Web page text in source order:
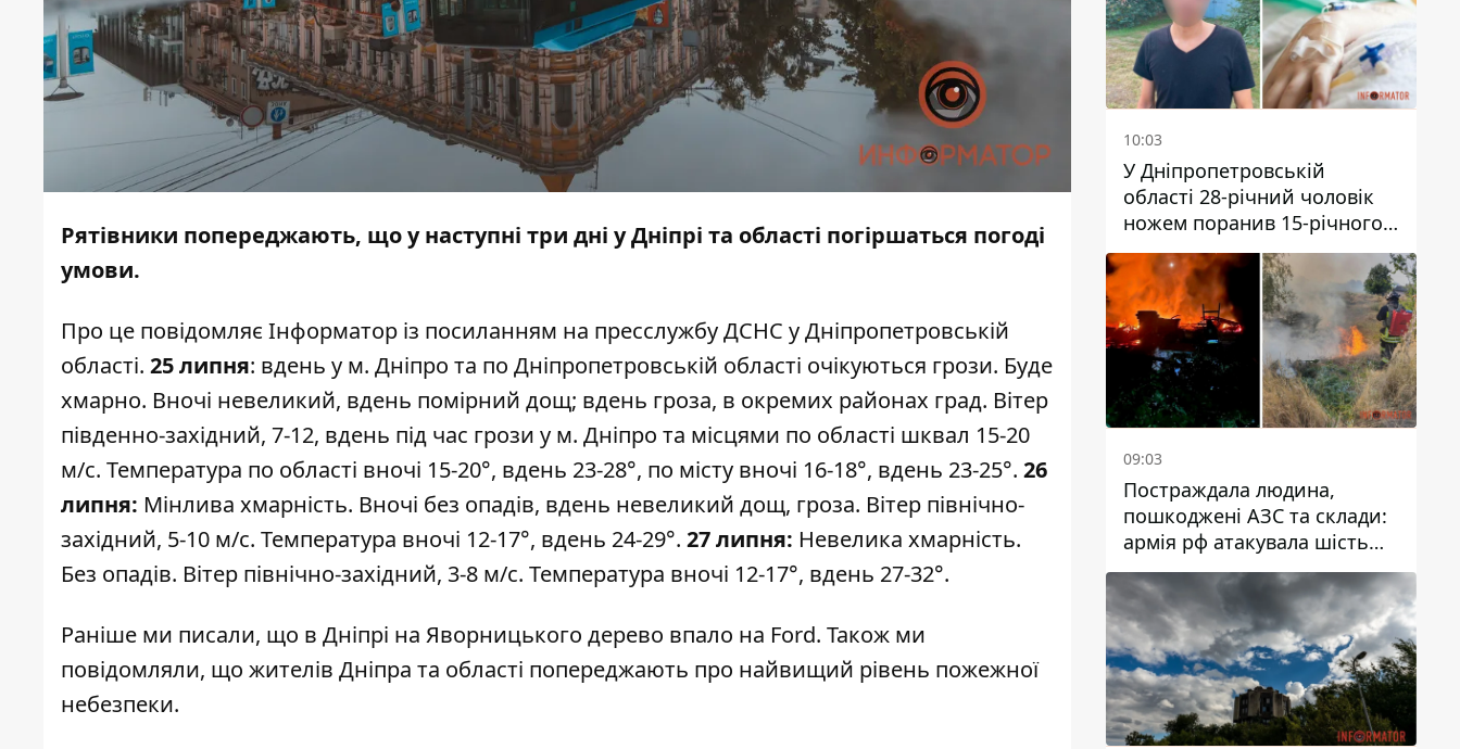
Рятівники попереджають, що у наступні три дні у Дніпрі та області погіршаться погоді
умови.
Про це повідомляє Інформатор із посиланням на пресслужбу ДСНС у Дніпропетровській
області. 25 липня: вдень у м. Дніпро та по Дніпропетровській області очікуються грози. Буде
хмарно. Вночі невеликий, вдень помірний дощ; вдень гроза, в окремих районах град. Вітер
південно-західний, 7-12, вдень під час грози у м. Дніпро та місцями по області шквал 15-20
м/с. Температура по області вночі 15-20°, вдень 23-28°, по місту вночі 16-18°, вдень 23-25°. 26
липня: Мінлива хмарність. Вночі без опадів, вдень невеликий дощ, гроза. Вітер північно-
західний, 5-10 м/с. Температура вночі 12-17°, вдень 24-29°. 27 липня: Невелика хмарність.
Без опадів. Вітер північно-західний, 3-8 м/с. Температура вночі 12-17°, вдень 27-32°.
Раніше ми писали, що в Дніпрі на Яворницького дерево впало на Ford. Також ми
повідомляли, що жителів Дніпра та області попереджають про найвищий рівень пожежної
небезпеки.
10:03
У Дніпропетровській
області 28-річний чоловік
ножем поранив 15-річного
хлопця
09:03
Постраждала людина,
пошкоджені АЗС та склади:
армія рф атакувала шість
районів Дніпропетровської
області